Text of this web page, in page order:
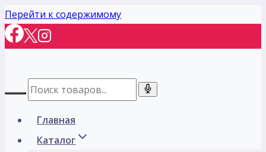
Перейти к содержимому
Главная
Каталог